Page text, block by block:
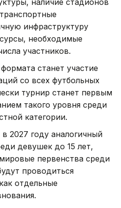
инфраструктуру
необходимые
участников.
станет участие
со всех футбольных
турнир станет первым
такого уровня среди
категории.
2027 году аналогичный
девушек до 15 лет,
первенства среди
проводиться
отдельные